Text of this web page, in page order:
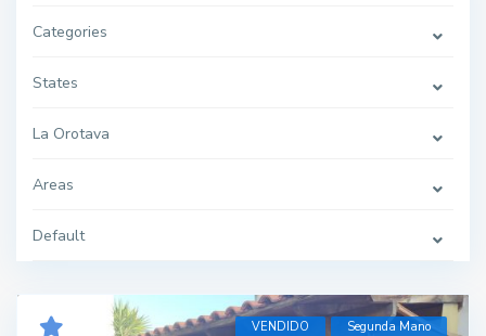
Categories
States
La Orotava
Areas
Default
VENDIDO Segunda Mano